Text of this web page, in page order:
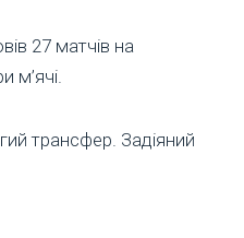
27 матчів на
м’ячі.